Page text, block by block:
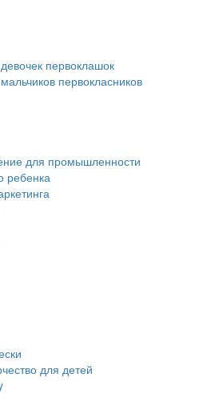
первоклашок
первокласников
для промышленности
ребенка
для детей